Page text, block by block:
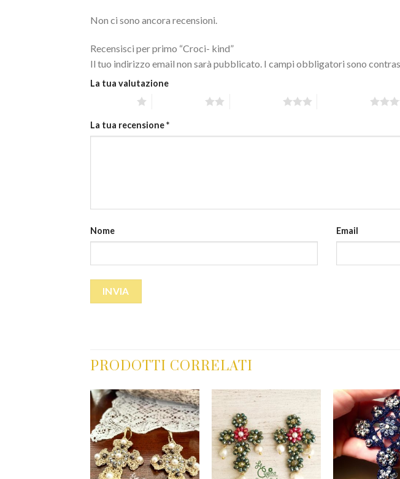
Non ci sono ancora recensioni.
Recensisci per primo “Croci- kind”
Il tuo indirizzo email non sarà pubblicato. I campi obbligatori sono
La tua valutazione
La tua recensione*
Nome Email
PRODOTTI CORRELATI